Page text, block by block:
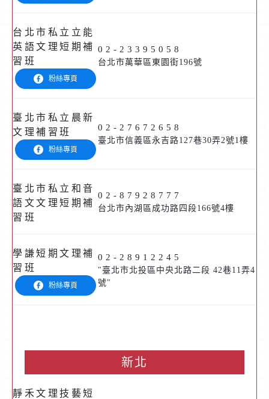
台北市私立立能
英語文理短期補
習班
粉絲專頁
02-23395058
台北市萬華區東園街196號
臺北市私立晨新
文理補習班
粉絲專頁
02-27672658
臺北市信義區永吉路127巷30弄2號1樓
臺北市私立和音
語文文理短期補
習班
02-87928777
台北市內湖區成功路四段166號4樓
學謙短期文理補
習班
粉絲專頁
02-28912245
"臺北市北投區中央北路二段 42巷11弄4
號"
新北
靜禾文理技藝短